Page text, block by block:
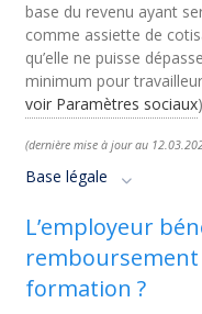
base du revenu ayant
comme assiette de
qu’elle ne puisse
minimum pour
voir Paramètres sociaux
(dernière mise à jour au
Base légale
L’employeur
formation ?